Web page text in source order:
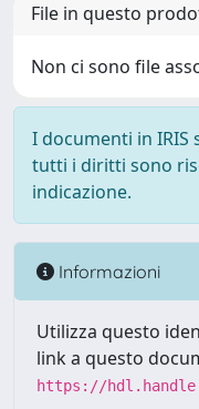
File in questo
Non ci sono file
I documenti in
tutti i diritti sono
indicazione.
Informazioni
Utilizza questo
link a questo
https://